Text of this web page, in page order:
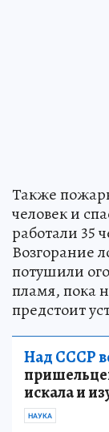
Также
человек и
работали 35
Возгорание
потушили
пламя, пока
предстоит
Над СССР
искала и
НАУКА